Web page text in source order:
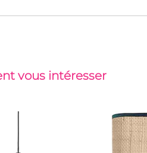
vous intéresser